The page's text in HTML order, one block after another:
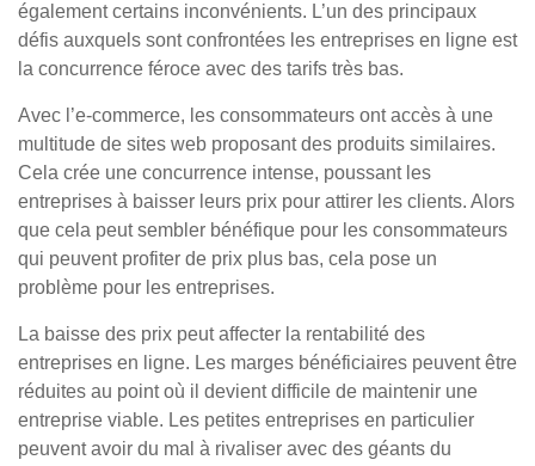
également certains inconvénients. L’un des principaux
défis auxquels sont confrontées les entreprises en ligne est
la concurrence féroce avec des tarifs très bas.
Avec l’e-commerce, les consommateurs ont accès à une
multitude de sites web proposant des produits similaires.
Cela crée une concurrence intense, poussant les
entreprises à baisser leurs prix pour attirer les clients. Alors
que cela peut sembler bénéfique pour les consommateurs
qui peuvent profiter de prix plus bas, cela pose un
problème pour les entreprises.
La baisse des prix peut affecter la rentabilité des
entreprises en ligne. Les marges bénéficiaires peuvent être
réduites au point où il devient difficile de maintenir une
entreprise viable. Les petites entreprises en particulier
peuvent avoir du mal à rivaliser avec des géants du